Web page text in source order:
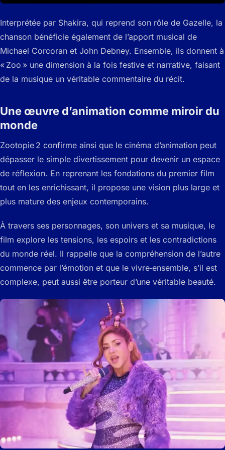
Interprétée par Shakira, qui reprend son rôle de Gazelle, la
chanson bénéficie également de l’apport musical de
Michael Corcoran et John Debney. Ensemble, ils donnent à
« Zoo » une dimension à la fois festive et narrative, faisant
de la musique un véritable commentaire du récit.
Une œuvre d’animation comme miroir du
monde
Zootopie 2 confirme ainsi que le cinéma d’animation peut
dépasser le simple divertissement pour devenir un espace
de réflexion. En reprenant les fondations du premier film
tout en les enrichissant, il propose une vision plus large et
plus mature des enjeux contemporains.
À travers ses personnages, son univers et sa musique, le
film explore les tensions, les espoirs et les contradictions
du monde réel. Il rappelle que la compréhension de l’autre
commence par l’émotion et que le vivre‑ensemble, s’il est
complexe, peut aussi être porteur d’une véritable beauté.